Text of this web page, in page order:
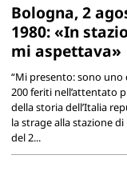
Bologna, 2
1980: «In
mi aspettava»
“Mi presento: sono uno
200 feriti nell’attentato
della storia dell’Italia
la strage alla stazione
del 2...